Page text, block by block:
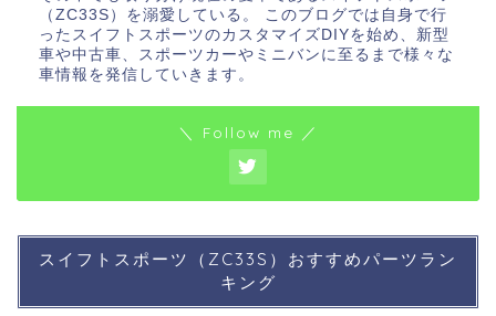
（ZC33S）を溺愛している。 このブログでは自身で行
ったスイフトスポーツのカスタマイズDIYを始め、新型
車や中古車、スポーツカーやミニバンに至るまで様々な
車情報を発信していきます。
＼ Follow me ／
スイフトスポーツ（ZC33S）おすすめパーツラン
キング